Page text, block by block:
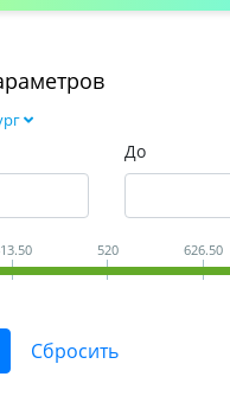
До
520 626.50